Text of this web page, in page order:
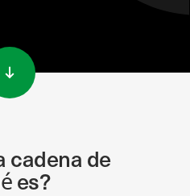
cadena de
es?